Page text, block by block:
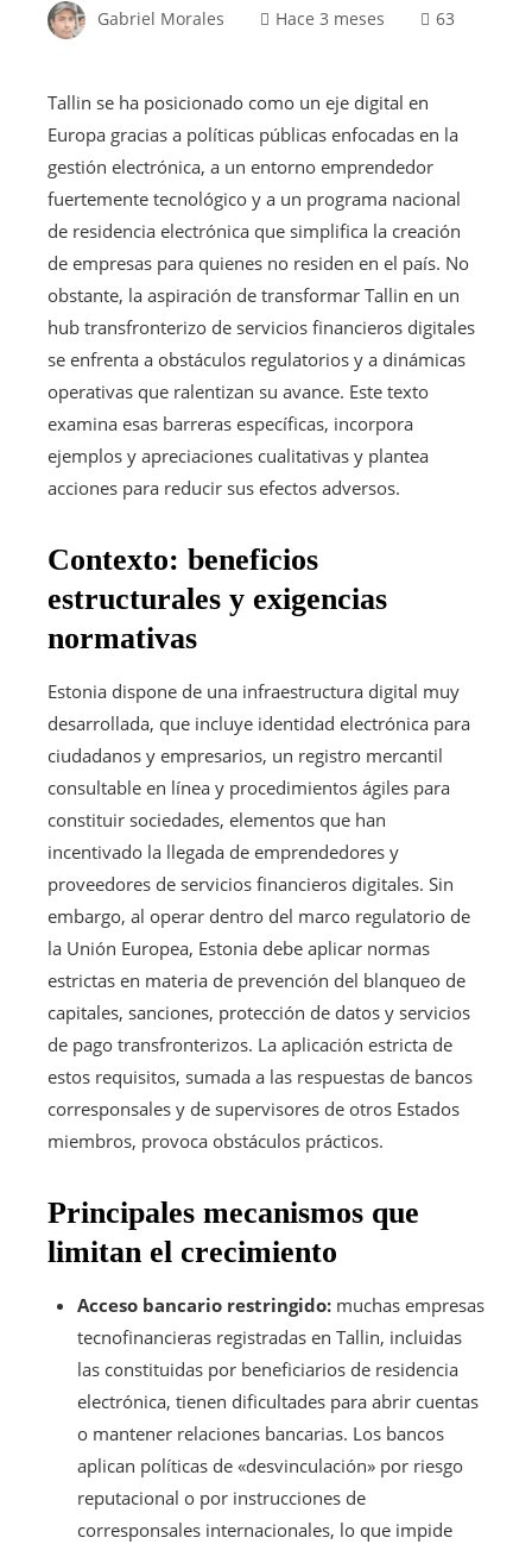
Gabriel Morales Hace 3 meses 63
Tallin se ha posicionado como un eje digital en
Europa gracias a políticas públicas enfocadas en la
gestión electrónica, a un entorno emprendedor
fuertemente tecnológico y a un programa nacional
de residencia electrónica que simplifica la creación
de empresas para quienes no residen en el país. No
obstante, la aspiración de transformar Tallin en un
hub transfronterizo de servicios financieros digitales
se enfrenta a obstáculos regulatorios y a dinámicas
operativas que ralentizan su avance. Este texto
examina esas barreras específicas, incorpora
ejemplos y apreciaciones cualitativas y plantea
acciones para reducir sus efectos adversos.
Contexto: beneficios
estructurales y exigencias
normativas
Estonia dispone de una infraestructura digital muy
desarrollada, que incluye identidad electrónica para
ciudadanos y empresarios, un registro mercantil
consultable en línea y procedimientos ágiles para
constituir sociedades, elementos que han
incentivado la llegada de emprendedores y
proveedores de servicios financieros digitales. Sin
embargo, al operar dentro del marco regulatorio de
la Unión Europea, Estonia debe aplicar normas
estrictas en materia de prevención del blanqueo de
capitales, sanciones, protección de datos y servicios
de pago transfronterizos. La aplicación estricta de
estos requisitos, sumada a las respuestas de bancos
corresponsales y de supervisores de otros Estados
miembros, provoca obstáculos prácticos.
Principales mecanismos que
limitan el crecimiento
Acceso bancario restringido: muchas empresas
tecnofinancieras registradas en Tallin, incluidas
las constituidas por beneficiarios de residencia
electrónica, tienen dificultades para abrir cuentas
o mantener relaciones bancarias. Los bancos
aplican políticas de «desvinculación» por riesgo
reputacional o por instrucciones de
corresponsales internacionales, lo que impide